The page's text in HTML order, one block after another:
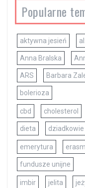
Popularne
aktywna jesień
Anna Bralska
ARS Barbara
bolerioza
cbd cholesterol
dieta dziadkowie
emerytura
fundusze unijne
imbir jelita